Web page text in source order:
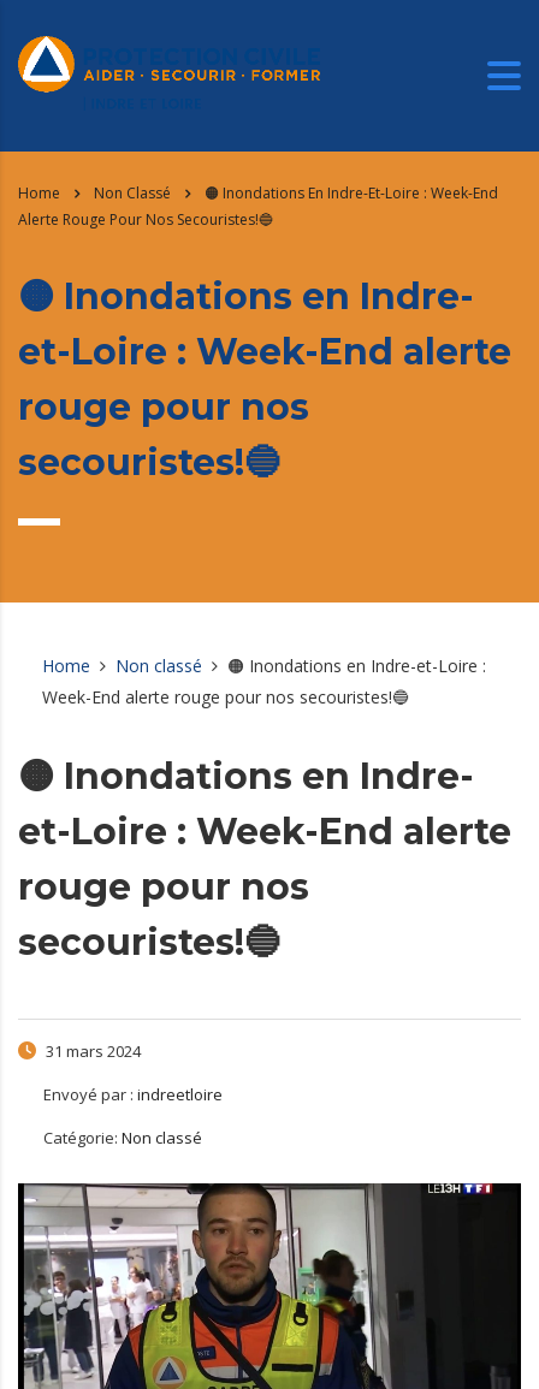
Home Non Classé
🟠 Inondations En Indre-Et-Loire : Week-End
Alerte Rouge Pour Nos Secouristes!🔵
🟠 Inondations en Indre-
et-Loire : Week-End alerte
rouge pour nos
secouristes!🔵
Home Non classé
🟠 Inondations en Indre-et-Loire :
Week-End alerte rouge pour nos secouristes!🔵
🟠 Inondations en Indre-
et-Loire : Week-End alerte
rouge pour nos
secouristes!🔵
31 mars 2024
Envoyé par : indreetloire
Catégorie: Non classé